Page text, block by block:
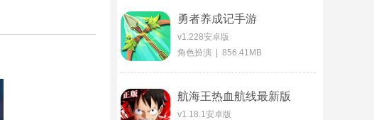
勇者养成记手游
v1.228安卓版
角色扮演 | 856.41MB
航海王热血航线最新版
v1.18.1安卓版